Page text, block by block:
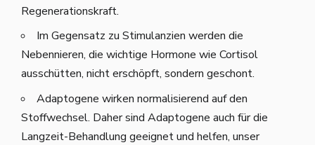
Regenerationskraft.
Im Gegensatz zu Stimulanzien werden die
Nebennieren, die wichtige Hormone wie Cortisol
ausschütten, nicht erschöpft, sondern geschont.
Adaptogene wirken normalisierend auf den
Stoffwechsel. Daher sind Adaptogene auch für die
Langzeit-Behandlung geeignet und helfen, unser